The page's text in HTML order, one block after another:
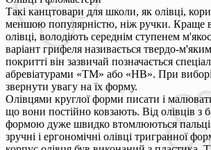
Такі канцтовари для школи, як олівці,
меншою популярністю, ніж ручки. Краще
олівці, володіють середнім ступенем
варіант грифеля називається твердо-
покритті він зазвичай позначається
абревіатурами «ТМ» або «НВ». При виборі
звернути увагу на їх форму.
Олівцями круглої форми писати і
що вони постійно ковзають. Від олівців з
формою дуже швидко втомлюються
зручні і ергономічні олівці тригранної